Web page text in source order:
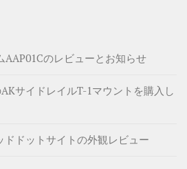
AAP01Cのレビューとお知らせ
サイドレイルT-1マウントを購入し
ドットサイトの外観レビュー